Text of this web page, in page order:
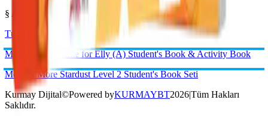
§ Aynı Kategoriden
Tümünü gör →
Kurmay Dijital©Powered byKURMAYBT2026|Tüm Hakları
Saklıdır.